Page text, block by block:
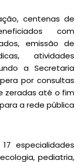
centenas de
com
emissão de
atividades
a Secretaria
por consultas
zeradas até o fim
a rede pública
especialidades
pediatria,